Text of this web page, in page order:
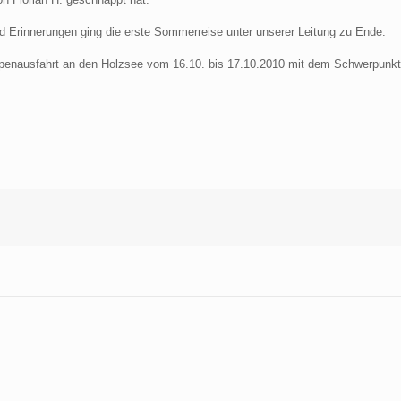
ging die erste Sommerreise unter unserer Leitung zu Ende.
an den Holzsee vom 16.10. bis 17.10.2010 mit dem